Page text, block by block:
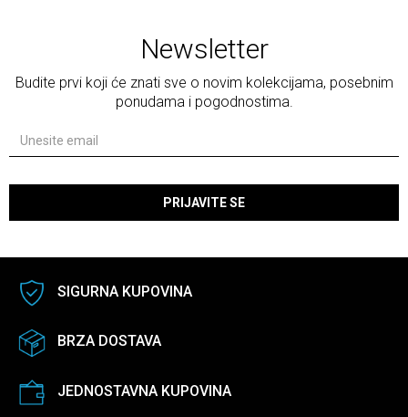
Newsletter
Budite prvi koji će znati sve o novim kolekcijama, posebnim
ponudama i pogodnostima.
PRIJAVITE SE
SIGURNA KUPOVINA
BRZA DOSTAVA
JEDNOSTAVNA KUPOVINA